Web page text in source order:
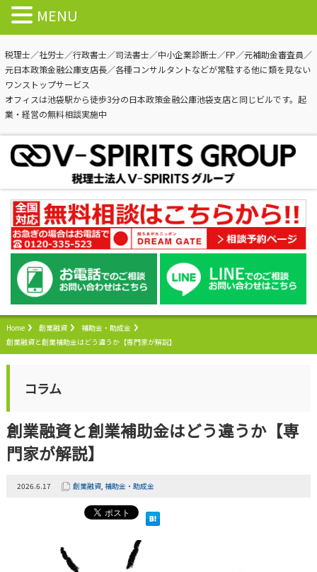
税理士／社労士／行政書士／司法書士／中小企業診断士／FP／元補助金審査員／
元日本政策金融公庫支店長／各種コンサルタントなどが常駐する他に類を見ない
ワンストップサービス
オフィスは池袋駅から徒歩3分の日本政策金融公庫池袋支店と同じビルです。起
業・経営の無料相談実施中
Home 創業融資
補助金・助成金
創業融資と創業補助金はどう違うか【専門家が解説】
コラム
創業融資と創業補助金はどう違うか【専
門家が解説】
2026.6.17 創業融資, 補助金・助成金
MENU